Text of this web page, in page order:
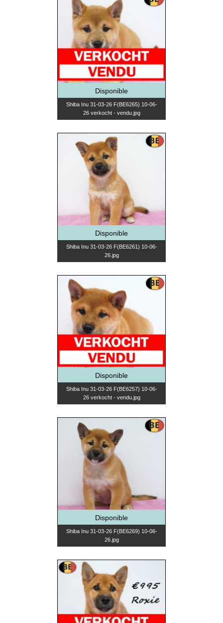
Disponible
Shiba Inu 31-03-26 F(BE6265) 10-06-
26 verkocht - vendu.jpg
Disponible
Shiba Inu 31-03-26 F(BE6261) 10-06-
26.jpg
Disponible
Shiba Inu 31-03-26 F(BE6257) 10-06-
26 verkocht - vendu.jpg
Disponible
Shiba Inu 31-03-26 F(BE6269) 10-06-
26.jpg